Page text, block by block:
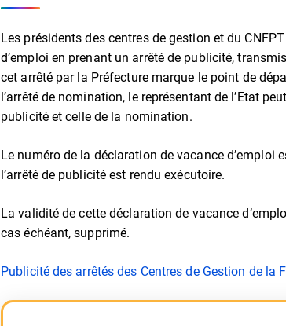
Les présidents des centres de gestion et du
d’emploi en prenant un arrêté de publicité,
cet arrêté par la Préfecture marque le point de
l’arrêté de nomination, le représentant de l’Etat
publicité et celle de la nomination.
Le numéro de la déclaration de vacance d’emploi
l’arrêté de publicité est rendu exécutoire.
La validité de cette déclaration de vacance
cas échéant, supprimé.
Publicité des arrêtés des Centres de Gestion de la